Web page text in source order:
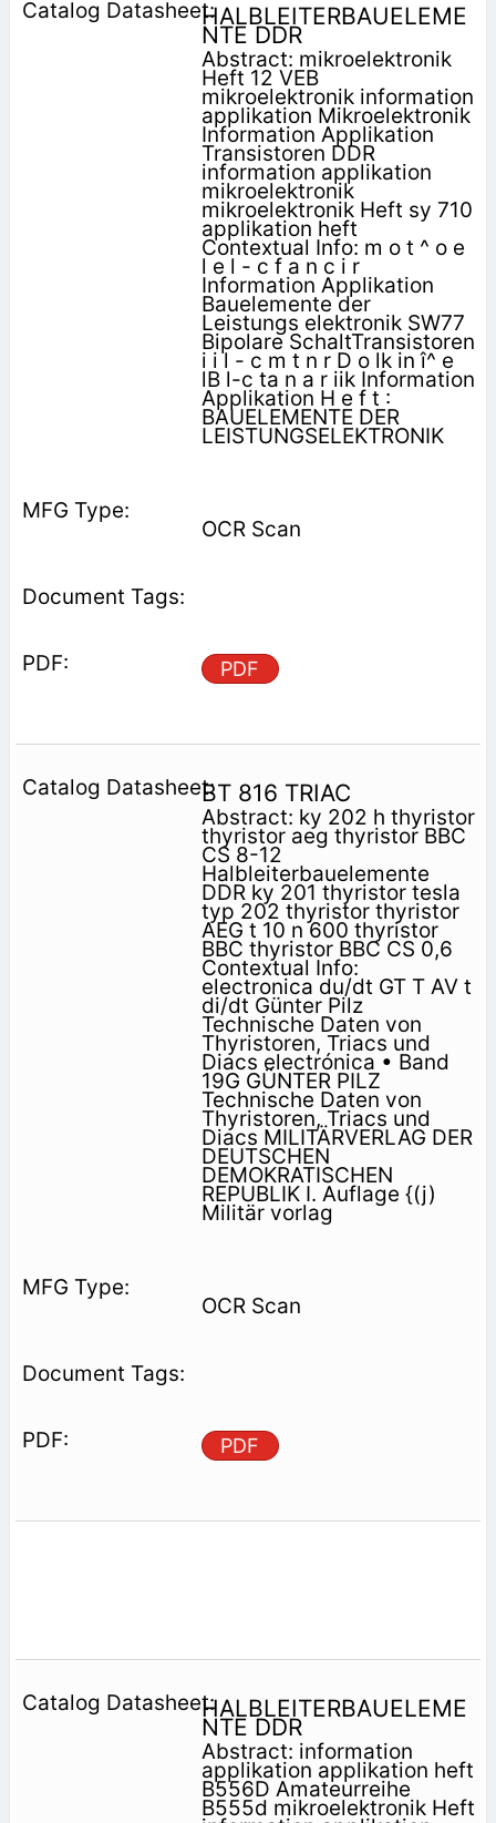
HALBLEITERBAUELEME
NTE DDR
Abstract: mikroelektronik
Heft 12 VEB
mikroelektronik information
applikation Mikroelektronik
Information Applikation
Transistoren DDR
information applikation
mikroelektronik
mikroelektronik Heft sy 710
applikation heft
Contextual Info: m o t ^ o e
l e l - c f a n c i r
Information Applikation
Bauelemente der
Leistungs­ elektronik SW77
Bipolare SchaltTransistoren
i i l - c m t n r D o lk in î^ e
lB l-c ta n a r iik Information
Applikation H e f t :
BAUELEMENTE DER
LEISTUNGSELEKTRONIK
OCR Scan
PDF
BT 816 TRIAC
Abstract: ky 202 h thyristor
thyristor aeg thyristor BBC
CS 8-12
Halbleiterbauelemente
DDR ky 201 thyristor tesla
typ 202 thyristor thyristor
AEG t 10 n 600 thyristor
BBC thyristor BBC CS 0,6
Contextual Info:
electronica du/dt GT T AV t
di/dt Günter Pilz
Technische Daten von
Thyristoren, Triacs und
Diacs electrónica • Band
19G GÜNTER PILZ
Technische Daten von
Thyristoren, Triacs und
Diacs MILITÄRVERLAG DER
DEUTSCHEN
DEMOKRATISCHEN
REPUBLIK I. Auflage {(j)
Militär vorlag
OCR Scan
PDF
HALBLEITERBAUELEME
NTE DDR
Abstract: information
applikation applikation heft
B556D Amateurreihe
B555d mikroelektronik Heft